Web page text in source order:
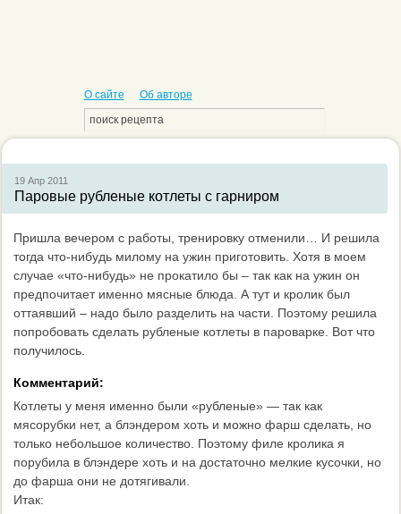
О сайте Об авторе
19 Апр2011
Паровые рубленые котлеты с гарниром
Пришла вечером с работы, тренировку отменили… И решила
тогда что-нибудь милому на ужин приготовить. Хотя в моем
случае «что-нибудь» не прокатило бы – так как на ужин он
предпочитает именно мясные блюда. А тут и кролик был
оттаявший – надо было разделить на части. Поэтому решила
попробовать сделать рубленые котлеты в пароварке. Вот что
получилось.
Комментарий:
Котлеты у меня именно были «рубленые» — так как
мясорубки нет, а блэндером хоть и можно фарш сделать, но
только небольшое количество. Поэтому филе кролика я
порубила в блэндере хоть и на достаточно мелкие кусочки, но
до фарша они не дотягивали.
Итак: